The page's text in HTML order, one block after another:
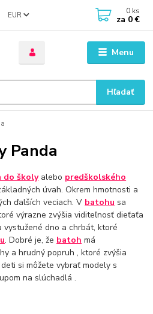
Menu
EUR
Hľadať
0 ks
za 0 €
Panda
do školyalebo predškolského
úvah. Okrem hmotnosti a
ďalších veciach. V batohu sa
výrazne zvýšia viditeľnosť dieťaťa
vystužené dno a chrbát, ktoré
. Dobré je, že batoh má
a hrudný popruh , ktoré zvýšia
si môžete vybrať modely s
na slúchadlá .